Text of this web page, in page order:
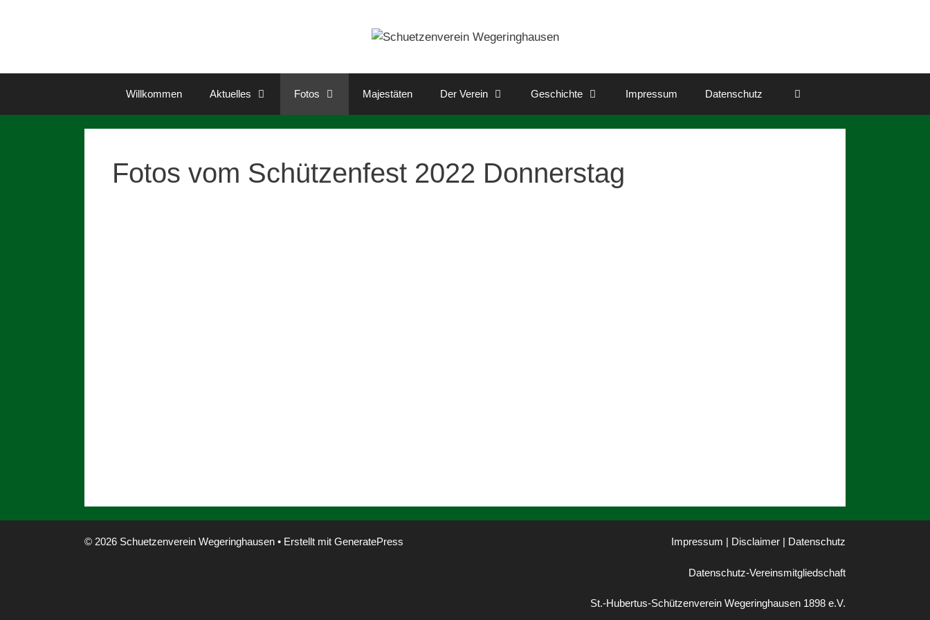
Willkommen Aktuelles Fotos Majestäten Der Verein Geschichte Impressum Datenschutz
Fotos vom Schützenfest 2022 Donnerstag
Impressum | Disclaimer | Datenschutz
Datenschutz-Vereinsmitgliedschaft
St.-Hubertus-Schützenverein Wegeringhausen 1898 e.V.
© 2026 Schuetzenverein Wegeringhausen • Erstellt mit GeneratePress